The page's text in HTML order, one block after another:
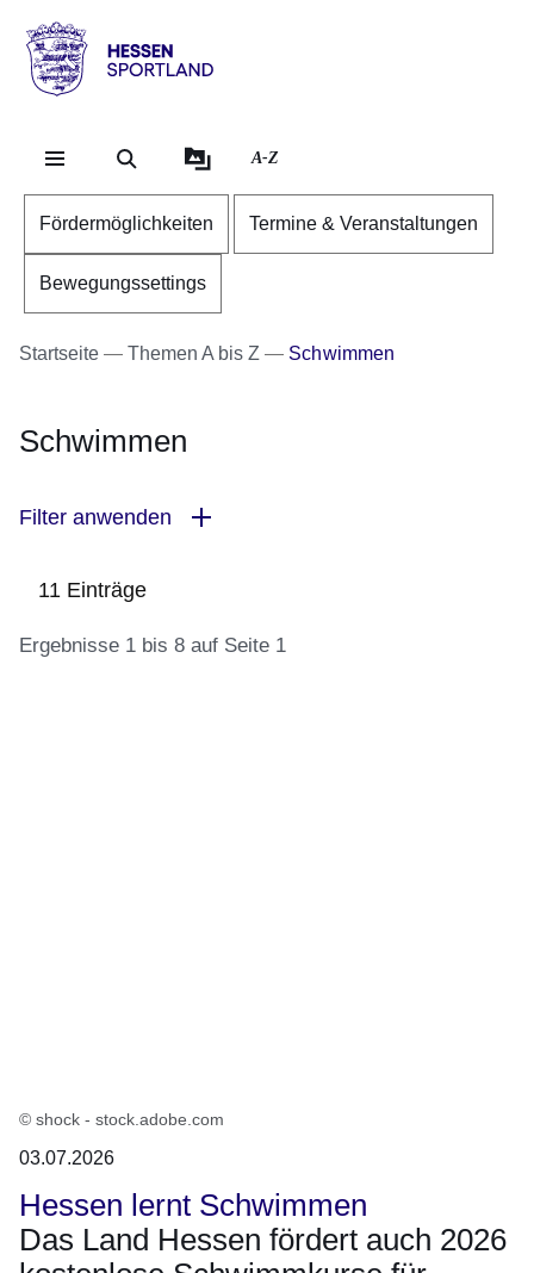
Hessen
Sportland
A-Z
Fördermöglichkeiten Termine & Veranstaltungen
Bewegungssettings
Startseite Themen A bis Z Schwimmen
Schwimmen
Filter anwenden
11 Einträge
Ergebnisse 1 bis 8 auf Seite 1
© shock - stock.adobe.com
03.07.2026
Hessen lernt Schwimmen
Das Land Hessen fördert auch 2026